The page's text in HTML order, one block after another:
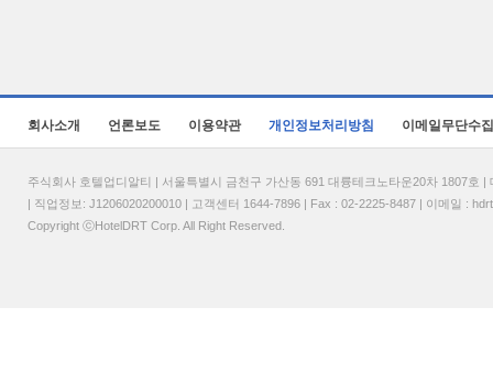
회사소개 언론보도 이용약관 개인정보처리방침 이메일무단수
주식회사 호텔업디알티 | 서울특별시 금천구 가산동 691 대륭테크노타운20차 1807
| 직업정보: J1206020200010 | 고객센터 1644-7896 | Fax : 02-2225-8487 | 이메일 :
Copyright ⓒHotelDRT Corp. All Right Reserved.